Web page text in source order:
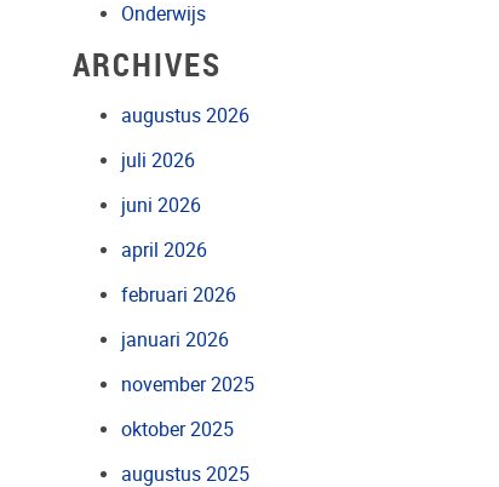
Onderwijs
ARCHIVES
augustus 2026
juli 2026
juni 2026
april 2026
februari 2026
januari 2026
november 2025
oktober 2025
augustus 2025